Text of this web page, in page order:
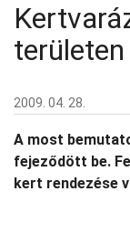
területen
2009. 04. 28.
A most
fejeződött be.
kert rendezése